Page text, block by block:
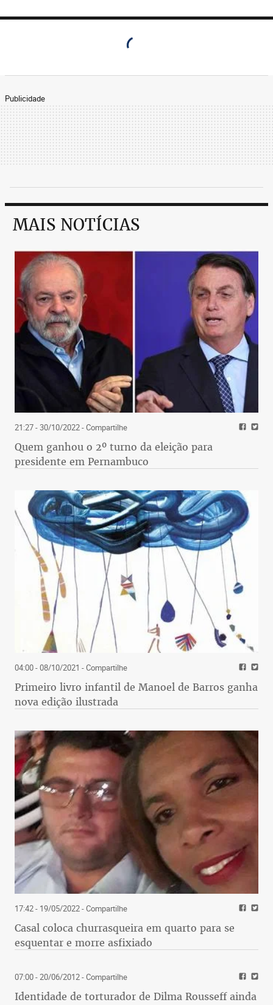
Publicidade
MAIS NOTÍCIAS
21:27 - 30/10/2022- Compartilhe
Quem ganhou o 2º turno da eleição para
presidente em Pernambuco
04:00 - 08/10/2021 - Compartilhe
Primeiro livro infantil de Manoel de Barros ganha
nova edição ilustrada
17:42 - 19/05/2022- Compartilhe
Casal coloca churrasqueira em quarto para se
esquentar e morre asfixiado
07:00 - 20/06/2012- Compartilhe
Identidade de torturador de Dilma Rousseff ainda